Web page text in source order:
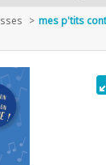
mes p'tits